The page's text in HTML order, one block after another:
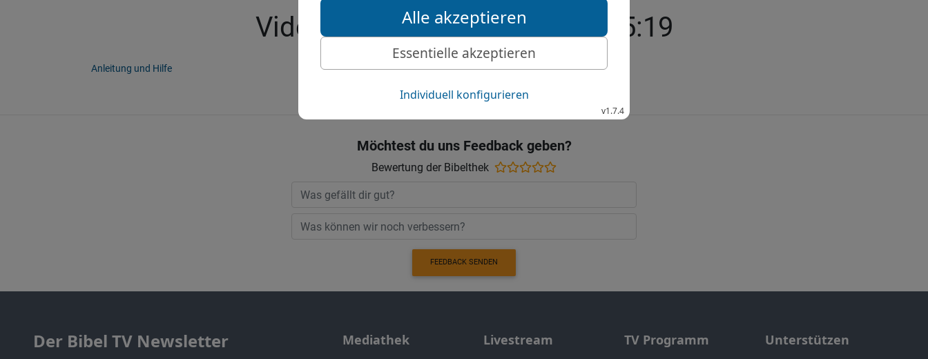
Videos zu 4. Mose (Numeri) 25:19
Anleitung und Hilfe
Möchtest du uns Feedback geben?
Bewertung der Bibelthek
FEEDBACK SENDEN
Der Bibel TV Newsletter Mediathek Livestream TV Programm Unterstützen